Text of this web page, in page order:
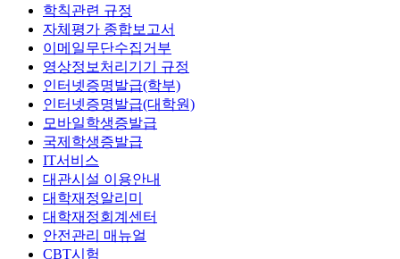
학칙관련 규정
자체평가 종합보고서
이메일무단수집거부
영상정보처리기기 규정
인터넷증명발급(학부)
인터넷증명발급(대학원)
모바일학생증발급
국제학생증발급
IT서비스
대관시설 이용안내
대학재정알리미
대학재정회계센터
안전관리 매뉴얼
CBT시험